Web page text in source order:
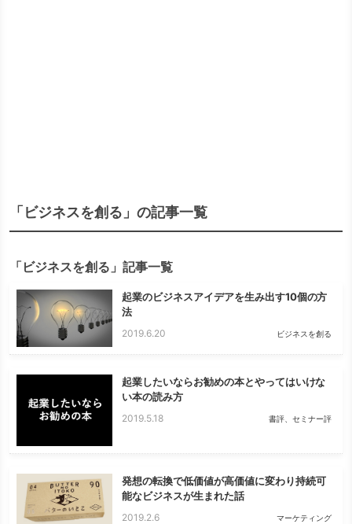
「ビジネスを創る」の記事一覧
「ビジネスを創る」記事一覧
起業のビジネスアイデアを生み出す10個の方
法
2019.6.20 ビジネスを創る
起業したいならお勧めの本とやってはいけな
い本の読み方
2019.5.18 書評、セミナー評
発想の転換で低価値が高価値に変わり持続可
能なビジネスが生まれた話
2019.2.6 マーケティング